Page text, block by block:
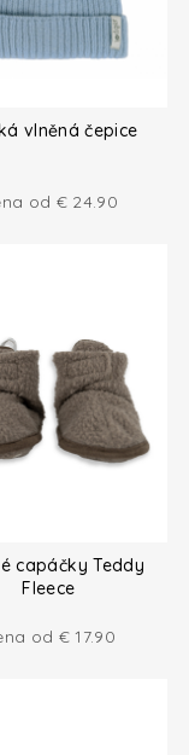
vlněná čepice
od € 24.90
capáčky Teddy
Fleece
od € 17.90